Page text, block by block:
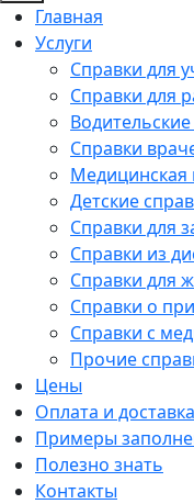
Главная
Услуги
Справки для
Справки для
Справки
Медицинская
Детские
Справки для
Справки из
Справки для
Справки о
Справки с
Прочие
Цены
Оплата и доставка
Примеры
Полезно знать
Контакты